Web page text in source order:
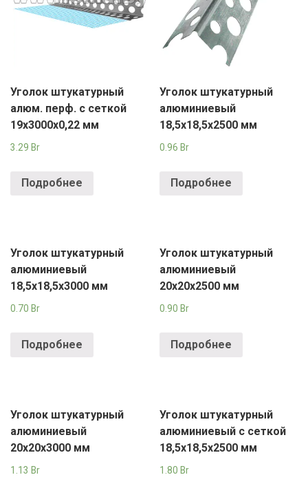
Уголок штукатурный
алюм. перф. с сеткой
19х3000х0,22 мм
3.29 Br
Подробнее
Уголок штукатурный
алюминиевый
18,5х18,5х2500 мм
0.96 Br
Подробнее
Уголок штукатурный
алюминиевый
18,5х18,5х3000 мм
0.70 Br
Подробнее
Уголок штукатурный
алюминиевый
20х20х2500 мм
0.90 Br
Подробнее
Уголок штукатурный
алюминиевый
20х20х3000 мм
1.13 Br
Уголок штукатурный
алюминиевый с сеткой
18,5х18,5х2500 мм
1.80Br